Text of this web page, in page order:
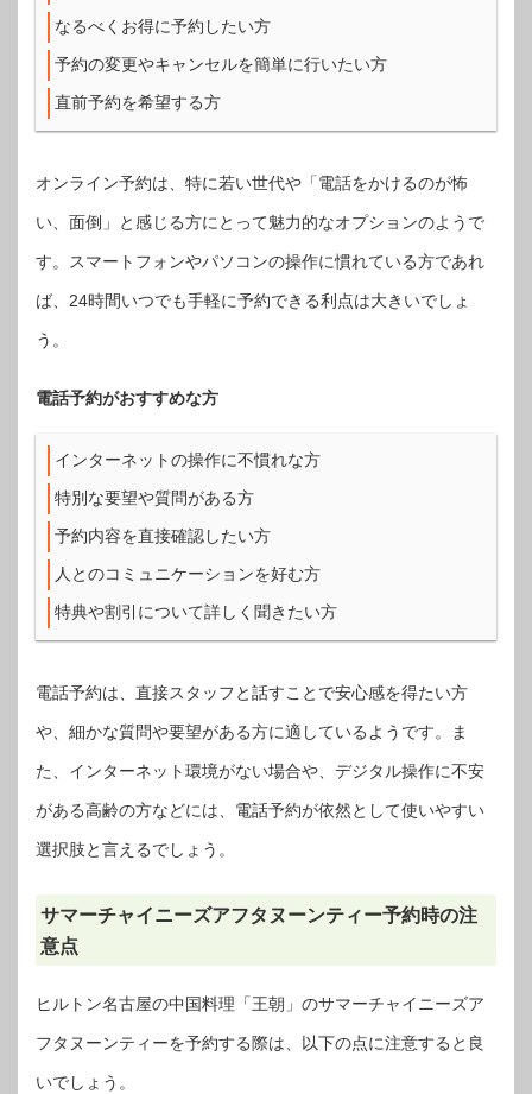
なるべくお得に予約したい方
予約の変更やキャンセルを簡単に行いたい方
直前予約を希望する方
オンライン予約は、特に若い世代や「電話をかけるのが怖
い、面倒」と感じる方にとって魅力的なオプションのようで
す。スマートフォンやパソコンの操作に慣れている方であれ
ば、24時間いつでも手軽に予約できる利点は大きいでしょ
う。
電話予約がおすすめな方
インターネットの操作に不慣れな方
特別な要望や質問がある方
予約内容を直接確認したい方
人とのコミュニケーションを好む方
特典や割引について詳しく聞きたい方
電話予約は、直接スタッフと話すことで安心感を得たい方
や、細かな質問や要望がある方に適しているようです。ま
た、インターネット環境がない場合や、デジタル操作に不安
がある高齢の方などには、電話予約が依然として使いやすい
選択肢と言えるでしょう。
サマーチャイニーズアフタヌーンティー予約時の注
意点
ヒルトン名古屋の中国料理「王朝」のサマーチャイニーズア
フタヌーンティーを予約する際は、以下の点に注意すると良
いでしょう。